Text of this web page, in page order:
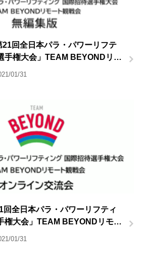
21回全日本パラ・パワーリフテ
手権大会」TEAM BEYONDリモ
日目1月31日（日曜日）】
01/31
回全日本パラ・パワーリフティ
権大会」TEAM BEYONDリモー
01/31